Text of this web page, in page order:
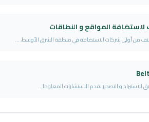
و النطاقات
الاستضافة في منطقة الشرق الأوسط، ...
نقدم الاستشارات المعلوما...